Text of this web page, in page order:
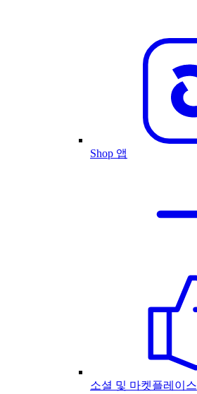
Shop 앱
소셜 및 마켓플레이스